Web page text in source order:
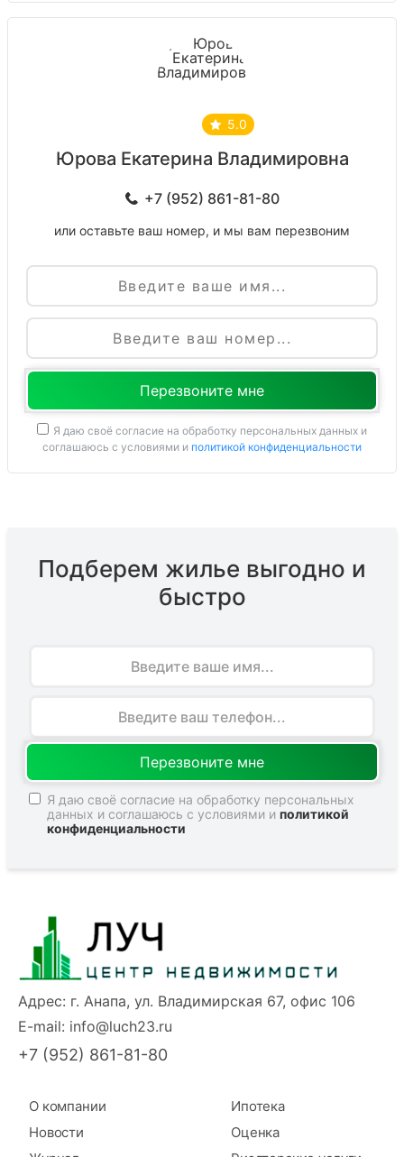
5.0
Юрова Екатерина Владимировна
+7 (952) 861-81-80
или оставьте ваш номер, и мы вам перезвоним
Имя
Я даю своё согласие на обработку персональных данных и
соглашаюсь с условиями и политикой конфиденциальности
Подберем жилье выгодно и
быстро
Я даю своё согласие на обработку персональных
данных и соглашаюсь с условиями и политикой
конфиденциальности
Адрес: г. Анапа, ул. Владимирская 67, офис 106
E-mail: info@luch23.ru
+7 (952) 861-81-80
О компании
Новости
Ипотека
Оценка